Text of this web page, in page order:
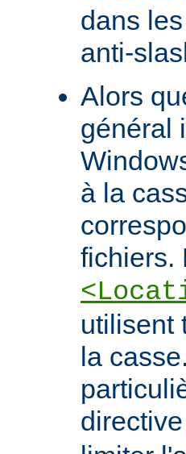
dans
anti-
Alors
général
à la
fichiers.
utilisent
la
directive